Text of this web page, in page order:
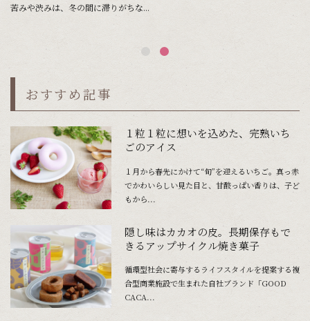
苦みや渋みは、冬の間に滞りがちな...
おすすめ記事
１粒１粒に想いを込めた、完熟いち
ごのアイス
１月から春先にかけて“旬”を迎えるいちご。真っ赤
でかわいらしい見た目と、甘酸っぱい香りは、子ど
もから...
隠し味はカカオの皮。長期保存もで
きるアップサイクル焼き菓子
循環型社会に寄与するライフスタイルを提案する複
合型商業施設で生まれた自社ブランド「GOOD
CACA...